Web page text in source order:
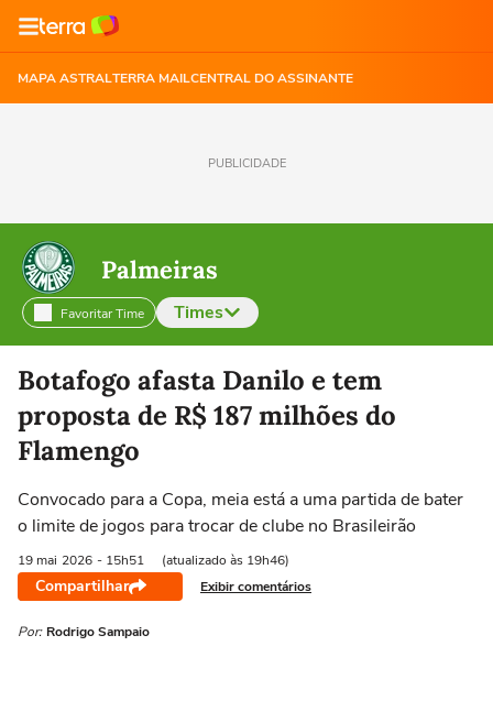
MAPA ASTRALTERRA MAILCENTRAL DO ASSINANTE
PUBLICIDADE
Palmeiras
Favoritar Time Times
Selecione o time para ver as notícias
Botafogo afasta Danilo e tem
proposta de R$ 187 milhões do
Flamengo
Convocado para a Copa, meia está a uma partida de bater
o limite de jogos para trocar de clube no Brasileirão
19 mai 2026 - 15h51 (atualizado às 19h46)
Compartilhar Exibir comentários
Por: Rodrigo Sampaio